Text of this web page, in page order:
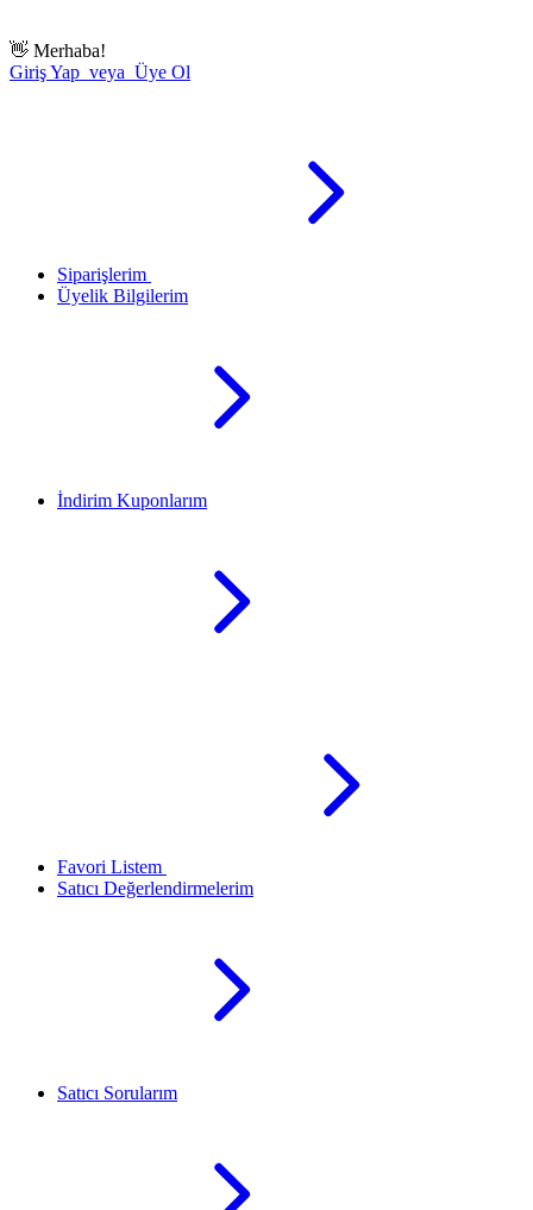
👋 Merhaba!
Giriş Yap veya Üye Ol
Siparişlerim
Üyelik Bilgilerim
İndirim Kuponlarım
Favori Listem
Satıcı Değerlendirmelerim
Satıcı Sorularım